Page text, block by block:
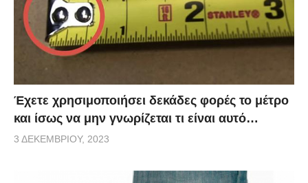
Έχετε χρησιμοποιήσει δεκάδες φορές το μέτρο
και ίσως να μην γνωρίζεται τι είναι αυτό…
3 ΔΕΚΕΜΒΡΊΟΥ, 2023